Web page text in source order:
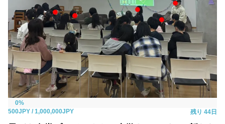
0%
500JPY / 1,000,000JPY 残り 44日